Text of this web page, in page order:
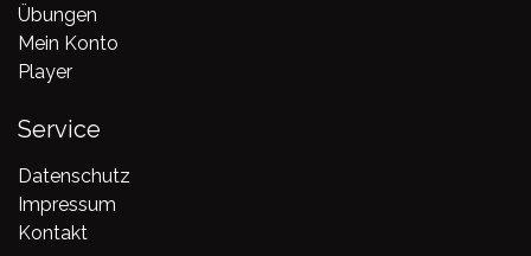
Übungen
Mein Konto
Player
Service
Datenschutz
Impressum
Kontakt